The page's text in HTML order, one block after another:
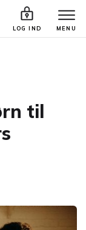
LOG IND MENU
til